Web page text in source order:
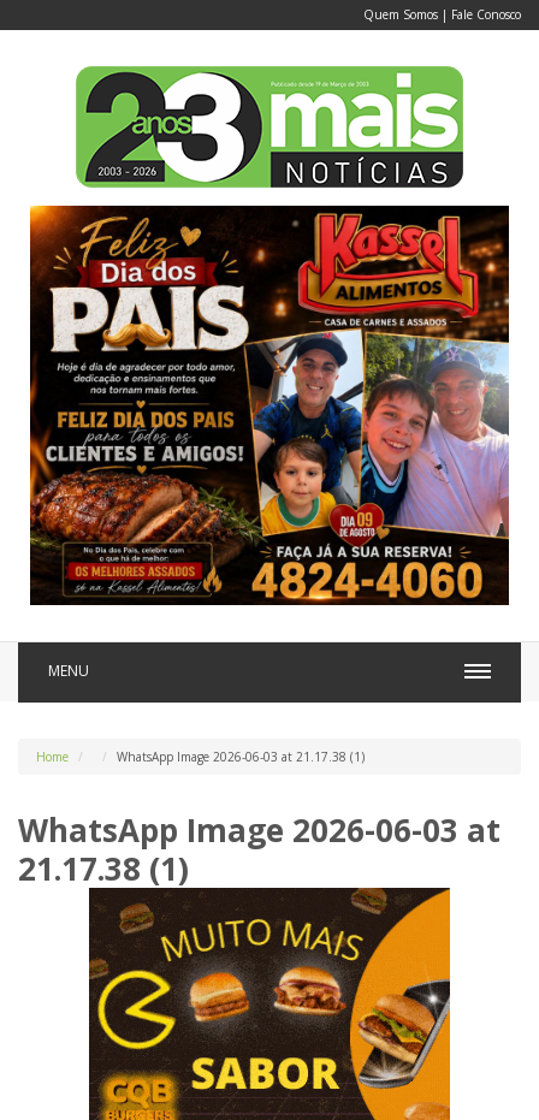
Quem Somos | Fale Conosco
MENU
Home WhatsApp Image 2026-06-03 at 21.17.38 (1)
WhatsApp Image 2026-06-03 at
21.17.38 (1)